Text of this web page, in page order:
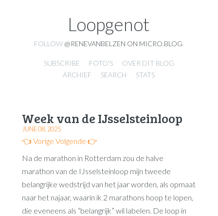
Loopgenot
FOLLOW @RENEVANBELZEN ON MICRO.BLOG
SUBSCRIBE FOTO'S
OVER DIT BLOG
ARCHIEF
SEARCH STATS
Week van de IJsselsteinloop
JUNE 08, 2025
👈 Vorige Volgende 👉
Na de marathon in Rotterdam zou de halve
marathon van de IJsselsteinloop mijn tweede
belangrijke wedstrijd van het jaar worden, als opmaat
naar het najaar, waarin ik 2 marathons hoop te lopen,
die eveneens als “belangrijk” wil labelen. De loop in